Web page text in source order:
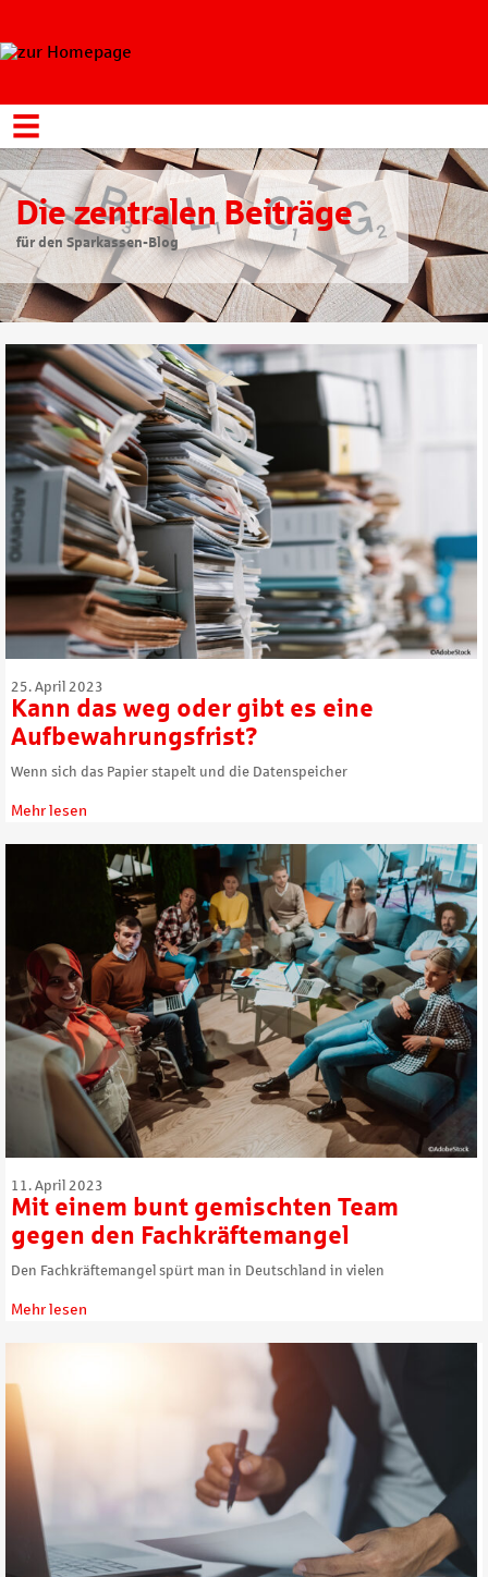
Die zentralen Beiträge
für den Sparkassen-Blog
25. April 2023
Kann das weg oder gibt es eine
Aufbewahrungsfrist?
Wenn sich das Papier stapelt und die Datenspeicher
Mehr lesen
11. April 2023
Mit einem bunt gemischten Team
gegen den Fachkräftemangel
Den Fachkräftemangel spürt man in Deutschland in vielen
Mehr lesen